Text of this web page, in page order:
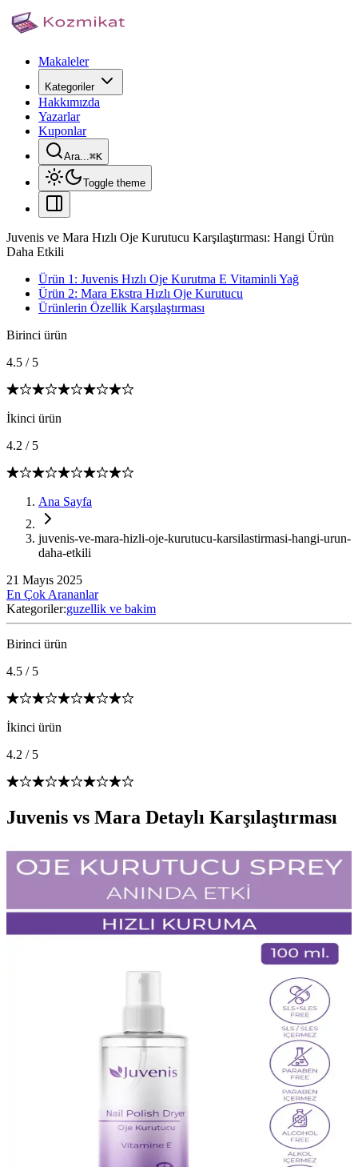
Makaleler
Kategoriler
Hakkımızda
Yazarlar
Kuponlar
Ara...⌘K
Toggle theme
Juvenis ve Mara Hızlı Oje Kurutucu Karşılaştırması: Hangi Ürün
Daha Etkili
Ürün 1: Juvenis Hızlı Oje Kurutma E Vitaminli Yağ
Ürün 2: Mara Ekstra Hızlı Oje Kurutucu
Ürünlerin Özellik Karşılaştırması
Birinci ürün
4.5 / 5
İkinci ürün
4.2 / 5
Ana Sayfa
juvenis-ve-mara-hizli-oje-kurutucu-karsilastirmasi-hangi-urun-
daha-etkili
21 Mayıs 2025
En Çok Arananlar
Kategoriler:guzellik ve bakim
Birinci ürün
4.5 / 5
İkinci ürün
4.2 / 5
Juvenis vs Mara Detaylı Karşılaştırması